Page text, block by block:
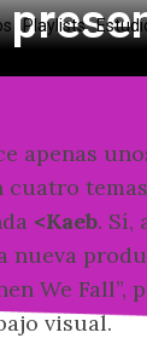
Playlists
apenas
cuatro
<Kaeb. Sí,
nueva
We
visual.